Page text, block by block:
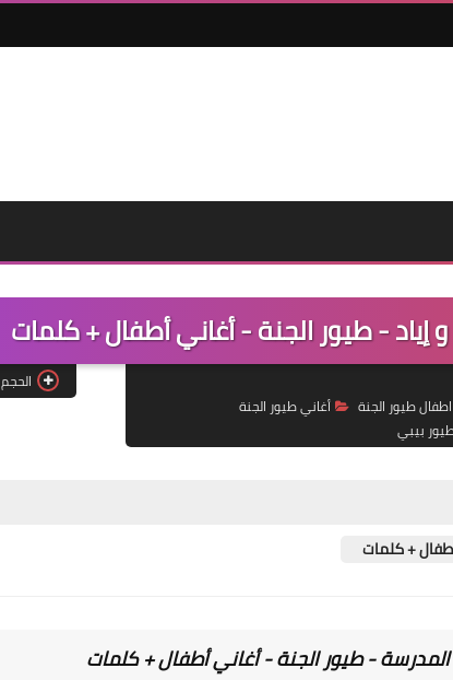
إياد - طيور الجنة - أغاني أطفال + كلمات
طيور الجنة
أغاني طيور الجنة
بيبي
الحجم
+ كلمات
المدرسة - طيور الجنة - أغاني أطفال + كلمات